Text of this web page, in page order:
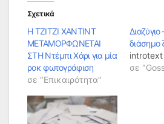
Σχετικά
Η ΤΖΙΤΖΙ ΧΑΝΤΙΝΤ
ΜΕΤΑΜΟΡΦΩΝΕΤΑΙ
ΣΤΗ Ντέμπι Χάρι για μία
ροκ φωτογράφιση
σε "Επικαιρότητα"
διάσημο
introtext
σε